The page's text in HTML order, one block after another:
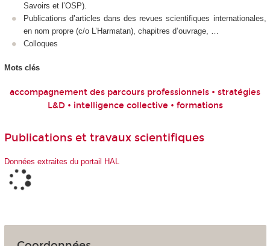
Savoirs et l’OSP).
Publications d’articles dans des revues scientifiques internationales,
en nom propre (c/o L’Harmatan), chapitres d’ouvrage, …
Colloques
Mots clés
accompagnement des parcours professionnels • stratégies
L&D • intelligence collective • formations
Publications et travaux scientifiques
Données extraites du portail HAL